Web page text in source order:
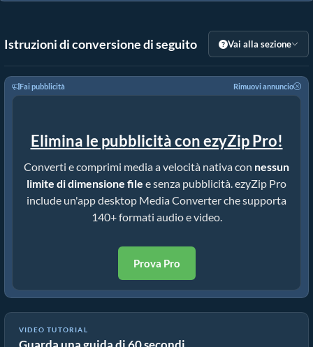
Istruzioni di conversione di seguito Vai alla sezione
Fai pubblicità Rimuovi annuncio
Elimina le pubblicità con ezyZip Pro!
Converti e comprimi media a velocità nativa con nessun
limite di dimensione file e senza pubblicità. ezyZip Pro
include un'app desktop Media Converter che supporta
140+ formati audio e video.
Prova Pro
VIDEO TUTORIAL